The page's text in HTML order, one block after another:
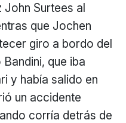
John Surtees al
que Jochen
giro a bordo del
que iba
y había salido en
un accidente
corría detrás de